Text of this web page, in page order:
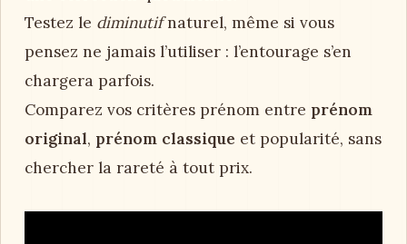
Testez le diminutifnaturel, même si vous
pensez ne jamais l’utiliser : l’entourage s’en
chargera parfois.
Comparez vos critères prénom entre prénom
original, prénom classique et popularité, sans
chercher la rareté à tout prix.